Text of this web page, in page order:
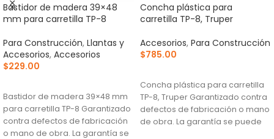
Bastidor de madera 39×48
mm para carretilla TP-8
Para Construcción, Llantas y
Accesorios, Accesorios
$229.00
Bastidor de madera 39×48 mm
para carretilla TP-8 Garantizado
contra defectos de fabricación
o mano de obra. La garantía se
Concha plástica para
carretilla TP-8, Truper
Accesorios, Para Construcción
$785.00
Concha plástica para carretilla
TP-8, Truper Garantizado contra
defectos de fabricación o mano
de obra. La garantía se puede